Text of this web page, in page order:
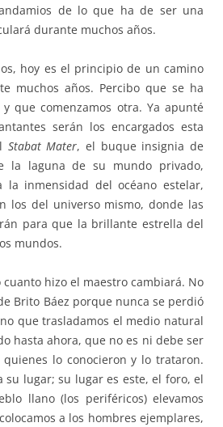
de lo que ha de ser una
durante muchos años.
hoy es el principio de un camino
muchos años. Percibo que se ha
que comenzamos otra. Ya apunté
serán los encargados esta
Stabat Mater, el buque insignia de
la laguna de su mundo privado,
la inmensidad del océano estelar,
los del universo mismo, donde las
para que la brillante estrella del
mundos.
cuanto hizo el maestro cambiará. No
Brito Báez porque nunca se perdió
que trasladamos el medio natural
hasta ahora, que no es ni debe ser
lo conocieron y lo trataron.
su lugar; su lugar es este, el foro, el
llano (los periféricos) elevamos
a los hombres ejemplares,